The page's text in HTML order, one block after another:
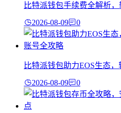
比特派钱包手续费全解析
2026-08-09 0
比特派钱包助力EOS生态
2026-08-09 0